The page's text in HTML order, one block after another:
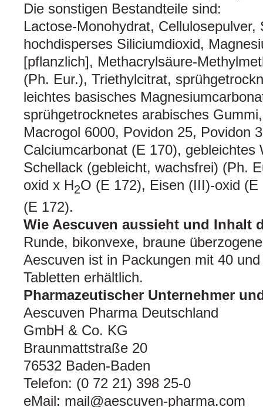
Die sonstigen Bestandteile sind:
Lactose-Monohydrat, Cellulosepulver,
hochdisperses Siliciumdioxid,
[pflanzlich], Methacrylsäure-
(Ph. Eur.), Triethylcitrat,
leichtes basisches
sprühgetrocknetes arabisches
Macrogol 6000, Povidon 25, Povidon
Calciumcarbonat (E 170), gebleichtes
Schellack (gebleicht, wachsfrei) (Ph.
oxid x H2O (E 172), Eisen (III)-oxid
(E 172).
Wie Aescuven aussieht und Inhalt
Runde, bikonvexe, braune
Aescuven ist in Packungen mit 40
Tabletten erhältlich.
Pharmazeutischer Unternehmer
Aescuven Pharma Deutschland
GmbH & Co. KG
Braunmattstraße 20
76532 Baden-Baden
Telefon: (0 72 21) 398 25-0
eMail: mail@aescuven-pharma.com